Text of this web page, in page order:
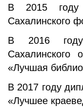
В 2015 году
Сахалинского
В 2016 году
Сахалинского
«Лучшая
В 2017 году
«Лучшее